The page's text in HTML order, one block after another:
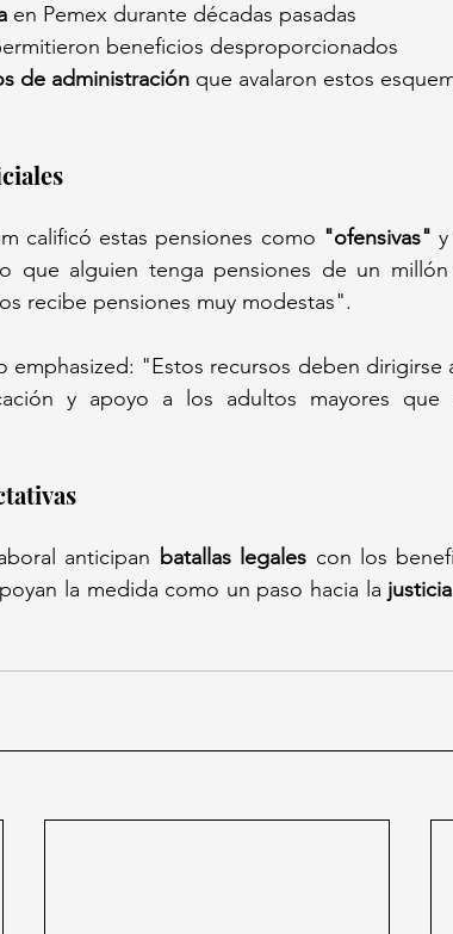
en Pemex durante décadas pasadas
beneficios desproporcionados
de administración que avalaron estos
calificó estas pensiones como "ofensivas" y
que alguien tenga pensiones de un
recibe pensiones muy modestas".
emphasized: "Estos recursos deben dirigirse
y apoyo a los adultos mayores que
anticipan batallas legales con los
la medida como un paso hacia la